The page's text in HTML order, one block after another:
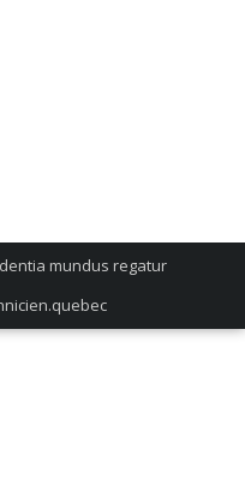
mundus regatur